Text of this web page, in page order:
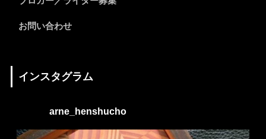
お問い合わせ
インスタグラム
arne_henshucho